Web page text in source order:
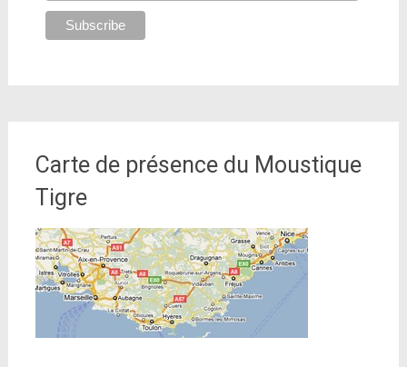
Carte de présence du Moustique
Tigre